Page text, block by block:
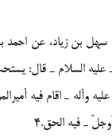
سهل بن زیاد، عن
علیه السلام ـ قال:
وآله ـ اقام فیه
ـ فیه الحق.4